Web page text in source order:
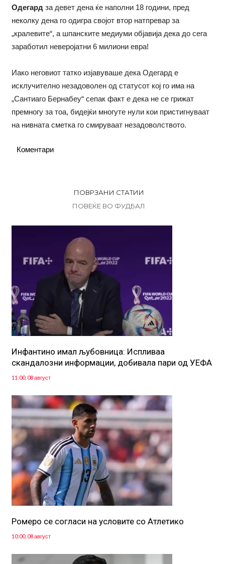
Одегард за девет дена ќе наполни 18 години, пред
неколку дена го одигра својот втор натпревар за
„кралевите“, а шпанските медиуми објавија дека до сега
заработил неверојатни 6 милиони евра!
Иако неговиот татко изјавуваше дека Одегард е
исклучително незадоволен од статусот кој го има на
„Сантиаго Бернабеу“ сепак факт е дека не се грижат
премногу за тоа, бидејќи многуте нули кои пристигнуваат
на нивната сметка го смируваат незадоволството.
Коментари
ПОВРЗАНИ СТАТИИ
ПОВЕЌЕ ВО ФУДБАЛ
Инфантино имал љубовница: Испливаа
скандалозни информации, добивала пари од УЕФА
11:00, 08 август
Ромеро се согласи на условите со Атлетико
10:00, 08 август